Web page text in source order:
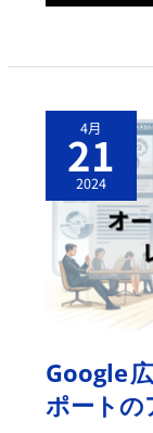
4月
21
2024
Google
ポートの
G
O
G
L
E
広
告
の
オ
ー
ク
シ
ョ
レ
ポ
ー
ト